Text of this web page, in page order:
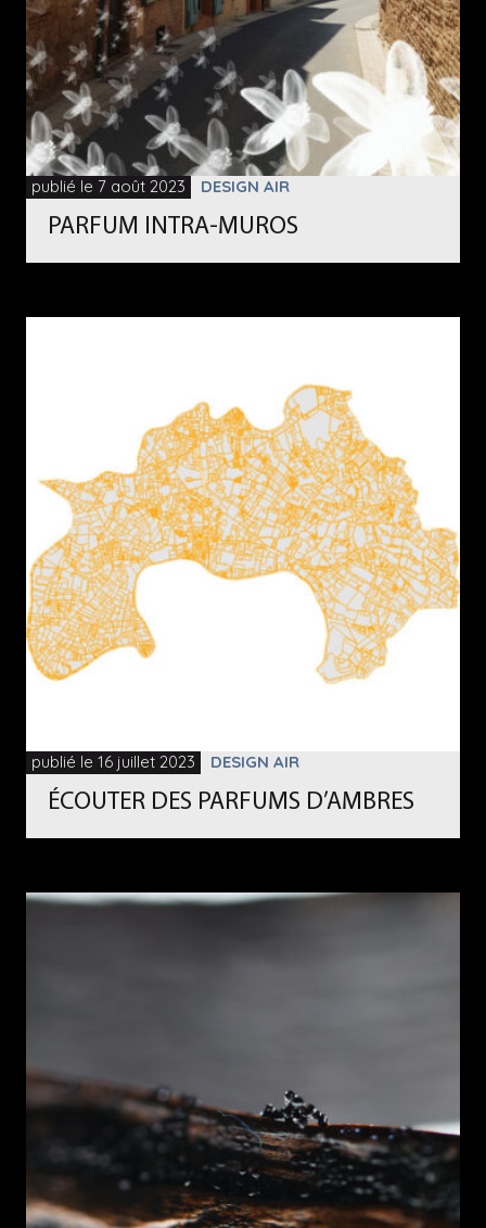
publié le 7 août 2023 DESIGN AIR
PARFUM INTRA-MUROS
publié le 16 juillet 2023 DESIGN AIR
ÉCOUTER DES PARFUMS D’AMBRES